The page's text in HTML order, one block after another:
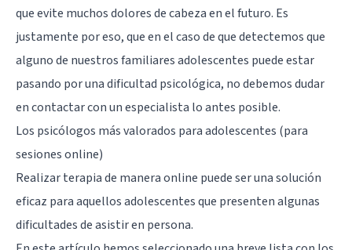
que evite muchos dolores de cabeza en el futuro. Es
justamente por eso, que en el caso de que detectemos que
alguno de nuestros familiares adolescentes puede estar
pasando por una dificultad psicológica, no debemos dudar
en contactar con un especialista lo antes posible.
Los psicólogos más valorados para adolescentes (para
sesiones online)
Realizar terapia de manera online puede ser una solución
eficaz para aquellos adolescentes que presenten algunas
dificultades de asistir en persona.